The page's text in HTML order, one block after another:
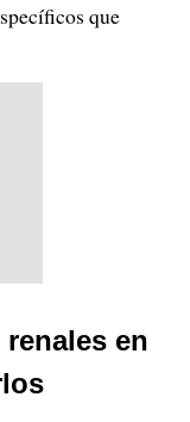
que
en